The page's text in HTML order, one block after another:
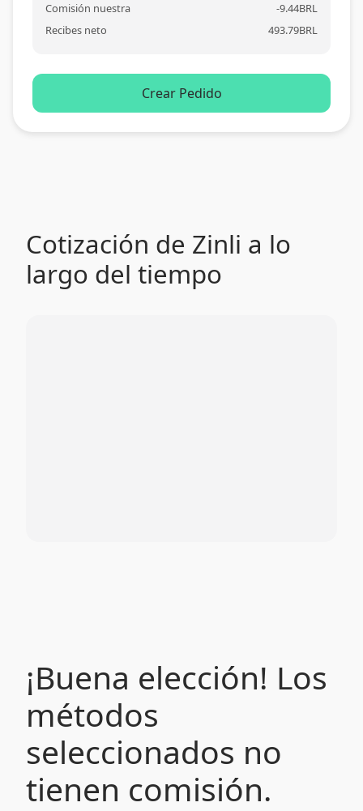
Comisión nuestra -9.44BRL
Recibes neto
493.79BRL
Crear Pedido
Cotización de Zinli a lo
largo del tiempo
¡Buena elección! Los
métodos
seleccionados no
tienen comisión.